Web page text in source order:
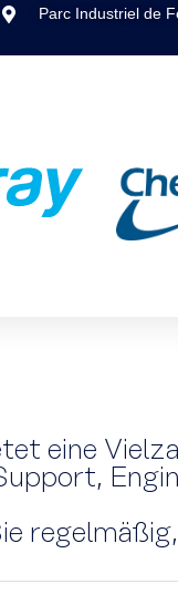
Parc Industriel de
eine